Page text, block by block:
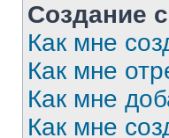
Создание
Как мне
Как мне
Как мне
Как мне